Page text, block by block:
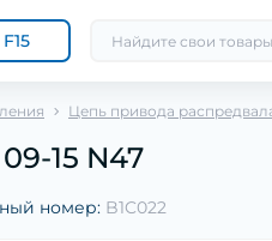
Цепь привода
15 N47
номер: B1C022